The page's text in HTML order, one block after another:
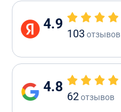
4.9
103 отзывов
4.8
62отзывов